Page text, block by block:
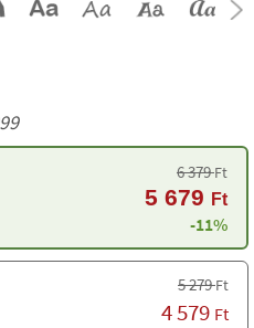
6 379Ft
5 679 Ft
-11%
5 279Ft
4 579 Ft